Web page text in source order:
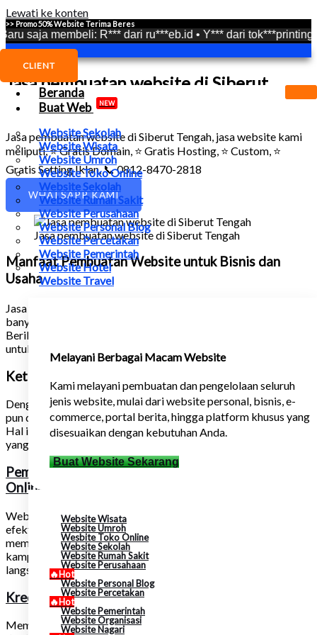
Lewati ke konten
>> Promo 50% Website Terima Beres
membeli: R*** dari ru***eb.id • Y*** dari tok***printing.com •
CLIENT
Beranda
Buat Web
NEW
Website Sekolah
Website Wisata
Website Umroh
Website Toko Online
Website Sekolah
Website Rumah Sakit
Website Perusahaan
Website Personal Blog
Website Percetakan
Website Pemerintah
Website Hotel
Website Travel
Melayani Berbagai Macam Website
Kami melayani pembuatan dan pengelolaan seluruh
jenis website, mulai dari website personal, bisnis, e-
commerce, portal berita, hingga platform khusus yang
disesuaikan dengan kebutuhan Anda.
Buat Website Sekarang
Website Wisata
Website Umroh
Wesbite Toko Online
Website Sekolah
Website Rumah Sakit
Website Perusahaan
🔥Hot
Website Personal Blog
Website Percetakan
🔥Hot
Website Pemerintah
Website Organisasi
Website Nagari
Jasa pembuatan website di Siberut
Tengah
Jasa pembuatan website di Siberut Tengah, jasa website kami
meliputi, ⭐ Gratis Domain, ⭐ Gratis Hosting, ⭐ Custom, ⭐
Gratis Setting Iklan, 📞 0812-8470-2818
WHATSAPP KAMI
Jasa pembuatan website di Siberut Tengah
Manfaat Pembuatan Website untuk Bisnis dan
Usaha
Jasa pembuatan website di Siberut Tengah
banyak manfaat bagi bisnis, baik skala kecil maupun besar.
Berikut adalah beberapa manfaat utama memiliki website
untuk bisnis:
Keterjangkauan dan Aksesibilitas
Dengan memiliki website, usaha Anda dapat diakses oleh siapa
pun dari mana pun selama mereka memiliki koneksi internet.
Hal ini memungkinkan usaha Anda untuk menjangkau pasar
yang lebih luas secara geografis.
Pemasaran
Online & Free Google Ads
Website dapat menjadi salah satu alat pemasaran online yang
efektif. Anda dapat menggunakan website untuk
mempromosikan produk dan layanan Anda, menjalankan
kampanye iklan Google Ads, atau bahkan menjual produk
langsung melalui platform e-commerce.
Kredibilitas dan Profesionalisme
Memiliki website yang profesional dapat meningkatkan citra